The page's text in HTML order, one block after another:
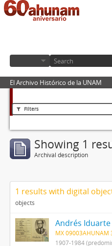
El Archivo Histórico de la UNAM
Filters
Showing 1
Archival description
1 results with digital
objects
Andrés
MX 09003AHUNAM
1907-1984